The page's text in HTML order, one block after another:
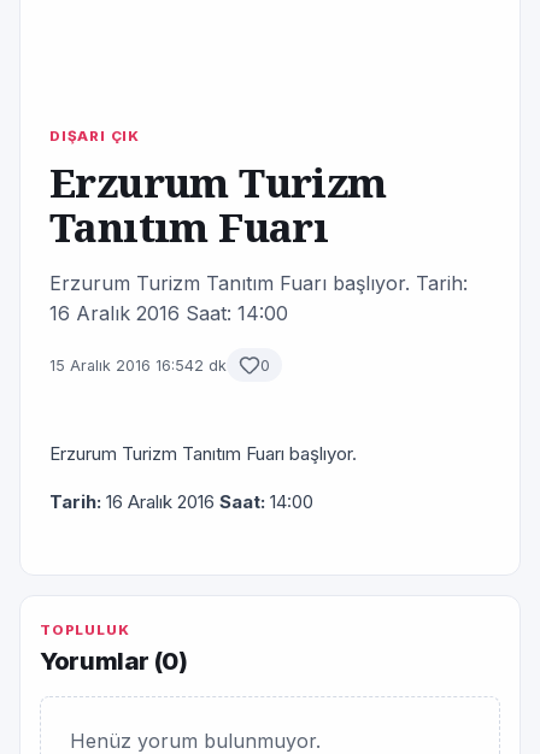
DIŞARI ÇIK
Erzurum Turizm
Tanıtım Fuarı
Erzurum Turizm Tanıtım Fuarı başlıyor. Tarih:
16 Aralık 2016 Saat: 14:00
15 Aralık 2016 16:542 dk 0
Erzurum Turizm Tanıtım Fuarı başlıyor.
Tarih: 16 Aralık 2016 Saat: 14:00
TOPLULUK
Yorumlar (0)
Henüz yorum bulunmuyor.